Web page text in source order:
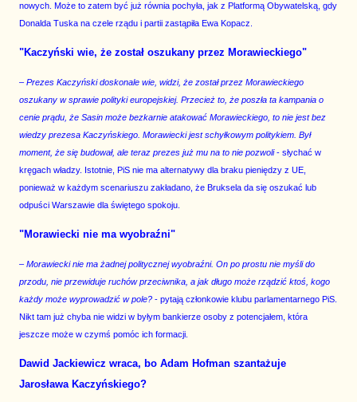
nowych. Może to zatem być już równia pochyła, jak z Platformą Obywatelską, gdy
Donalda Tuska na czele rządu i partii zastąpiła Ewa Kopacz.
"Kaczyński wie, że został oszukany przez Morawieckiego"
– Prezes Kaczyński doskonale wie, widzi, że został przez Morawieckiego
oszukany w sprawie polityki europejskiej. Przecież to, że poszła ta kampania o
cenie prądu, że Sasin może bezkarnie atakować Morawieckiego, to nie jest bez
wiedzy prezesa Kaczyńskiego. Morawiecki jest schyłkowym politykiem. Był
moment, że się budował, ale teraz prezes już mu na to nie pozwoli- słychać w
kręgach władzy. Istotnie, PiS nie ma alternatywy dla braku pieniędzy z UE,
ponieważ w każdym scenariuszu zakładano, że Bruksela da się oszukać lub
odpuści Warszawie dla świętego spokoju.
"Morawiecki nie ma wyobraźni"
– Morawiecki nie ma żadnej politycznej wyobraźni. On po prostu nie myśli do
przodu, nie przewiduje ruchów przeciwnika, a jak długo może rządzić ktoś, kogo
każdy może wyprowadzić w pole? - pytają członkowie klubu parlamentarnego PiS.
Nikt tam już chyba nie widzi w byłym bankierze osoby z potencjałem, która
jeszcze może w czymś pomóc ich formacji.
Dawid Jackiewicz wraca, bo Adam Hofman szantażuje
Jarosława Kaczyńskiego?